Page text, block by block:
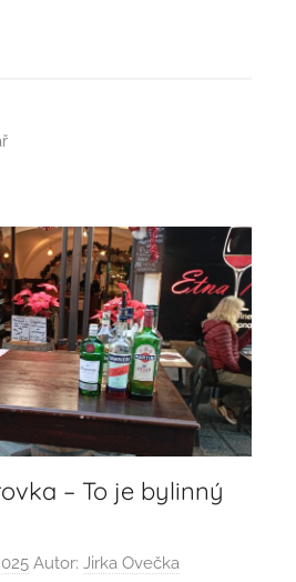
– To je bylinný
Autor: Jirka Ovečka